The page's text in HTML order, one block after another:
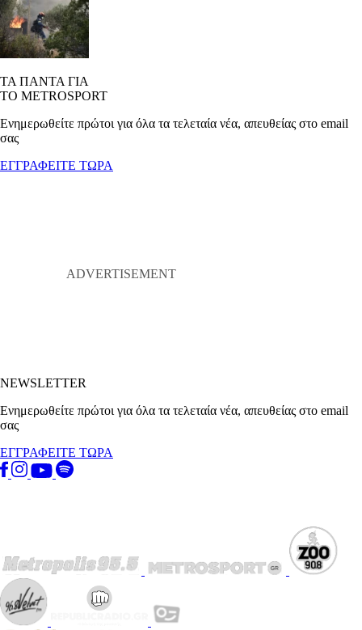
ΤΑ ΠΑΝΤΑ ΓΙΑ
ΤΟ METROSPORT
Ενημερωθείτε πρώτοι για όλα τα τελεταία νέα, απευθείας στο email
σας
ΕΓΓΡΑΦΕΙΤΕ ΤΩΡΑ
NEWSLETTER
Ενημερωθείτε πρώτοι για όλα τα τελεταία νέα, απευθείας στο email
σας
ΕΓΓΡΑΦΕΙΤΕ ΤΩΡΑ